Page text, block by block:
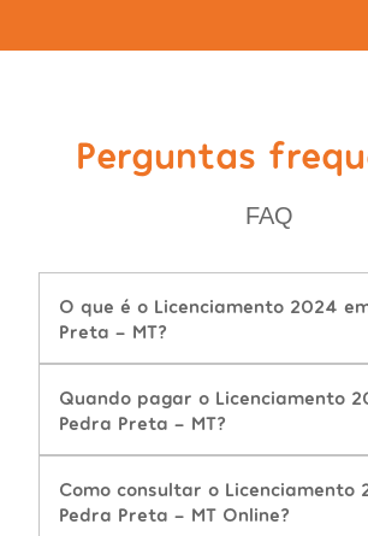
Perguntas
FAQ
O que é o Licenciamento 2024
Preta - MT?
Quando pagar o Licenciamento
Pedra Preta - MT?
Como consultar o Licenciamento
Pedra Preta - MT Online?